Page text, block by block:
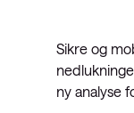
Sikre og
ny analyse